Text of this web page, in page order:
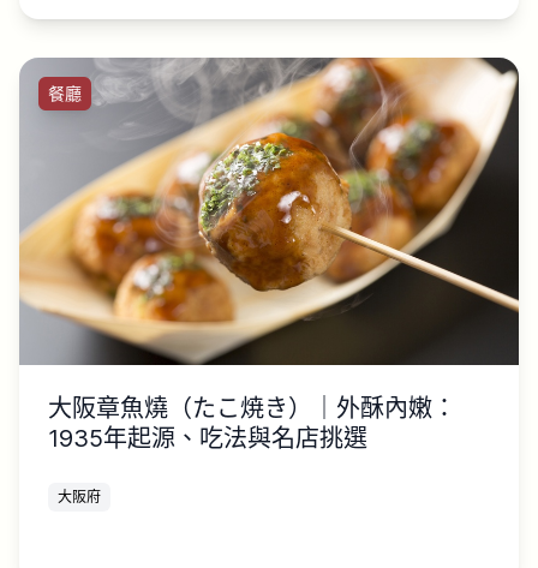
餐廳
大阪章魚燒（たこ焼き）｜外酥內嫩：
1935年起源、吃法與名店挑選
大阪府